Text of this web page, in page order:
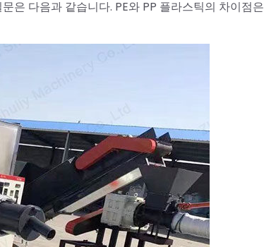
은 다음과 같습니다. PE와 PP 플라스틱의 차이점은